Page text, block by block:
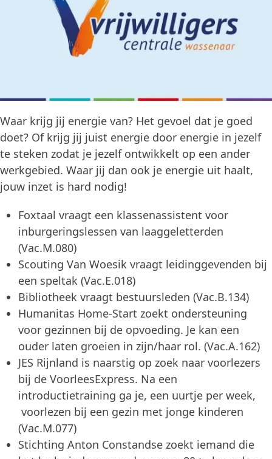
Waar krijg jij energie van? Het gevoel dat je goed
doet? Of krijg jij juist energie door energie in jezelf
te steken zodat je jezelf ontwikkelt op een ander
werkgebied. Waar jij dan ook je energie uit haalt,
jouw inzet is hard nodig!
Foxtaal vraagt een klassenassistent voor
inburgeringslessen van laaggeletterden
(Vac.M.080)
Scouting Van Woesik vraagt leidinggevenden bij
een speltak (Vac.E.018)
Bibliotheek vraagt bestuursleden (Vac.B.134)
Humanitas Home-Start zoekt ondersteuning
voor gezinnen bij de opvoeding. Je kan een
ouder laten groeien in zijn/haar rol. (Vac.A.162)
JES Rijnland is naarstig op zoek naar voorlezers
bij de VoorleesExpress. Na een
introductietraining ga je, een uurtje per week,
voorlezen bij een gezin met jonge kinderen
(Vac.M.077)
Stichting Anton Constandse zoekt iemand die